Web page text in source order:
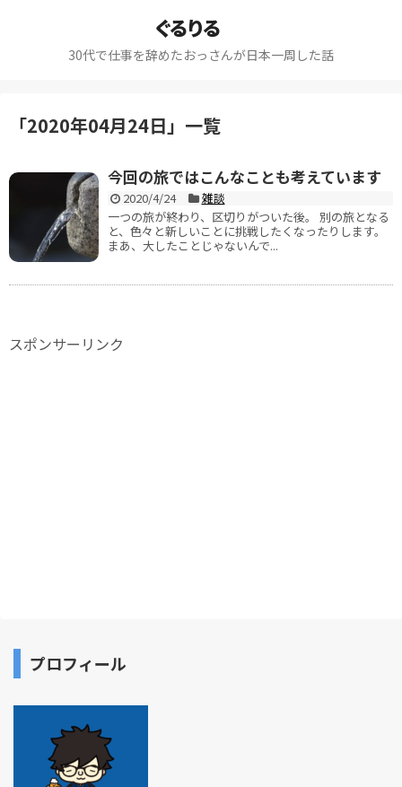
ぐるりる
30代で仕事を辞めたおっさんが日本一周した話
「2020年04月24日」 一覧
今回の旅ではこんなことも考えています
2020/4/24
雑談
一つの旅が終わり、区切りがついた後。 別の旅となる
と、色々と新しいことに挑戦したくなったりします。
まあ、大したことじゃないんで...
スポンサーリンク
プロフィール